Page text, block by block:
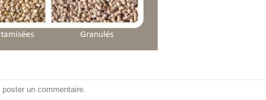
poster un commentaire.